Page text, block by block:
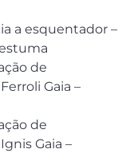
a esquentador –
de
Gaia –
de
Gaia –